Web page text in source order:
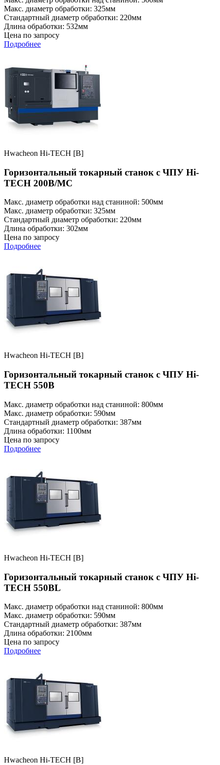
Макс. диаметр обработки: 325мм
Стандартный диаметр обработки: 220мм
Длина обработки: 532мм
Цена по запросу
Подробнее
Hwacheon Hi-TECH [B]
Горизонтальный токарный станок с ЧПУ Hi-
TECH 200B/MC
Макс. диаметр обработки над станиной: 500мм
Макс. диаметр обработки: 325мм
Стандартный диаметр обработки: 220мм
Длина обработки: 302мм
Цена по запросу
Подробнее
Hwacheon Hi-TECH [B]
Горизонтальный токарный станок с ЧПУ Hi-
TECH 550B
Макс. диаметр обработки над станиной: 800мм
Макс. диаметр обработки: 590мм
Стандартный диаметр обработки: 387мм
Длина обработки: 1100мм
Цена по запросу
Подробнее
Hwacheon Hi-TECH [B]
Горизонтальный токарный станок с ЧПУ Hi-
TECH 550BL
Макс. диаметр обработки над станиной: 800мм
Макс. диаметр обработки: 590мм
Стандартный диаметр обработки: 387мм
Длина обработки: 2100мм
Цена по запросу
Подробнее
Hwacheon Hi-TECH [B]